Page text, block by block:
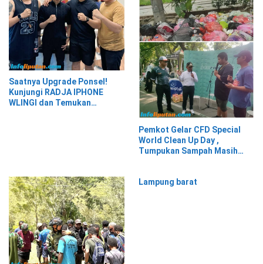
Saatnya Upgrade Ponsel!
Kunjungi RADJA IPHONE
WLINGI dan Temukan
Pemkot Gelar CFD Special
World Clean Up Day ,
Tumpukan Sampah Masih
Lampung barat